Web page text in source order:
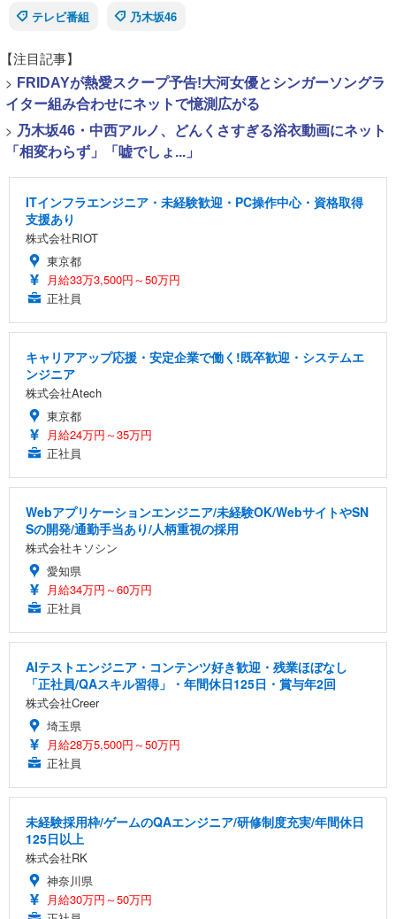
テレビ番組
乃木坂46
【注目記事】
> FRIDAYが熱愛スクープ予告!大河女優とシンガーソングラ
イター組み合わせにネットで憶測広がる
> 乃木坂46・中西アルノ、どんくさすぎる浴衣動画にネット
「相変わらず」「嘘でしょ...」
ITインフラエンジニア・未経験歓迎・PC操作中心・資格取得
支援あり
株式会社RIOT
東京都
月給33万3,500円～50万円
正社員
キャリアアップ応援・安定企業で働く!既卒歓迎・システムエ
ンジニア
株式会社Atech
東京都
月給24万円～35万円
正社員
Webアプリケーションエンジニア/未経験OK/WebサイトやSN
Sの開発/通勤手当あり/人柄重視の採用
株式会社キソシン
愛知県
月給34万円～60万円
正社員
AIテストエンジニア・コンテンツ好き歓迎・残業ほぼなし
「正社員/QAスキル習得」・年間休日125日・賞与年2回
株式会社Creer
埼玉県
月給28万5,500円～50万円
正社員
未経験採用枠/ゲームのQAエンジニア/研修制度充実/年間休日
125日以上
株式会社RK
神奈川県
月給30万円～50万円